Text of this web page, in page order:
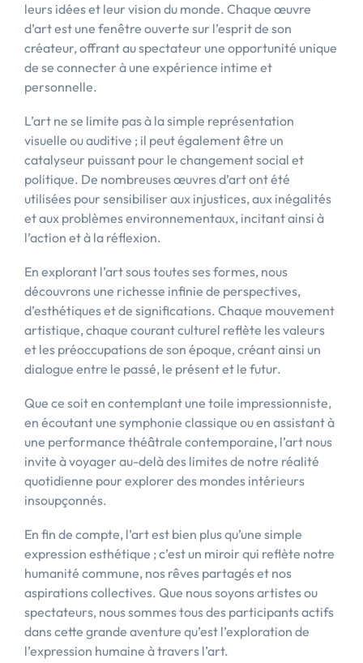
leurs idées et leur vision du monde. Chaque œuvre
d’art est une fenêtre ouverte sur l’esprit de son
créateur, offrant au spectateur une opportunité unique
de se connecter à une expérience intime et
personnelle.
L’art ne se limite pas à la simple représentation
visuelle ou auditive ; il peut également être un
catalyseur puissant pour le changement social et
politique. De nombreuses œuvres d’art ont été
utilisées pour sensibiliser aux injustices, aux inégalités
et aux problèmes environnementaux, incitant ainsi à
l’action et à la réflexion.
En explorant l’art sous toutes ses formes, nous
découvrons une richesse infinie de perspectives,
d’esthétiques et de significations. Chaque mouvement
artistique, chaque courant culturel reflète les valeurs
et les préoccupations de son époque, créant ainsi un
dialogue entre le passé, le présent et le futur.
Que ce soit en contemplant une toile impressionniste,
en écoutant une symphonie classique ou en assistant à
une performance théâtrale contemporaine, l’art nous
invite à voyager au-delà des limites de notre réalité
quotidienne pour explorer des mondes intérieurs
insoupçonnés.
En fin de compte, l’art est bien plus qu’une simple
expression esthétique ; c’est un miroir qui reflète notre
humanité commune, nos rêves partagés et nos
aspirations collectives. Que nous soyons artistes ou
spectateurs, nous sommes tous des participants actifs
dans cette grande aventure qu’est l’exploration de
l’expression humaine à travers l’art.